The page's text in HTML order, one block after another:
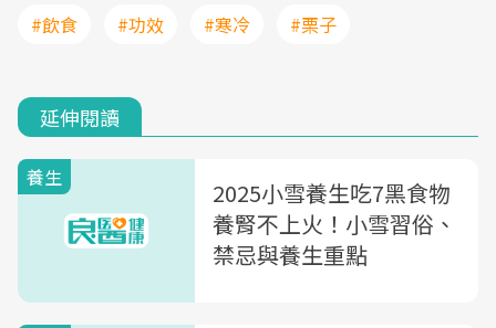
#飲食
#功效 #寒冷 #栗子
延伸閱讀
養生
2025小雪養生吃7黑食物
養腎不上火！小雪習俗、
禁忌與養生重點